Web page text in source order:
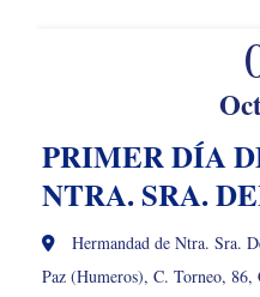
PRIMER DÍA
NTRA. SRA.
Hermandad de Ntra. Sra.
Paz (Humeros), C. Torneo,